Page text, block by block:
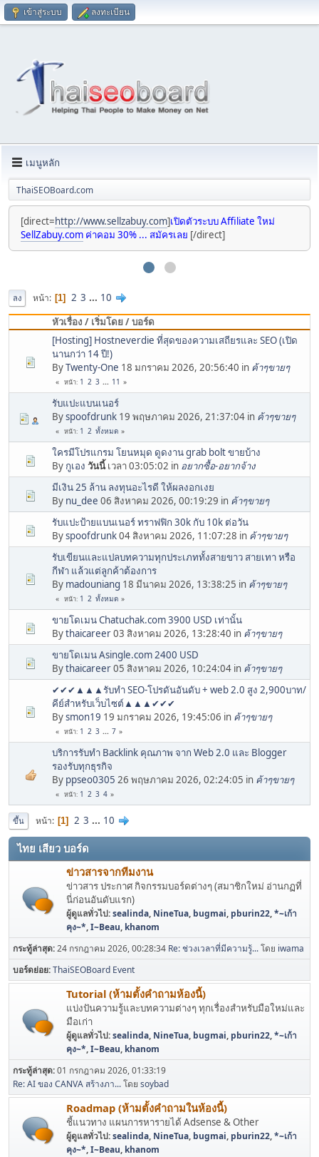
เข้าสู่ระบบ ลงทะเบียน
เมนูหลัก
ThaiSEOBoard.com
ลง หน้า 1 2 3 ... 10
หัวเรื่อง / เริ่มโดย / บอร์ด
[Hosting] Hostneverdie ที่สุดของความเสถียรและ SEO (เปิด
นานกว่า 14 ปี!)
ByTwenty-One 18 มกราคม 2026, 20:56:40 in ค้าๆขายๆ
หน้า 1 2 3 ... 11
รับแปะแบนเนอร์
Byspoofdrunk 19 พฤษภาคม 2026, 21:37:04 in ค้าๆขายๆ
หน้า 1 2 ทั้งหมด
ใครมีโปรแกรม โยนหมุด ดูดงาน grab bolt ขายบ้าง
By กูเอง วันนี้เวลา 03:05:02 in อยากซื้อ-อยากจ้าง
มีเงิน 25 ล้าน ลงทุนอะไรดี ให้ผลงอกเงย
By nu_dee 06 สิงหาคม 2026, 00:19:29 in ค้าๆขายๆ
รับแปะป้ายแบนเนอร์ ทราฟฟิก 30k กับ 10k ต่อวัน
Byspoofdrunk04 สิงหาคม 2026, 11:07:28 in ค้าๆขายๆ
รับเขียนและแปลบทความทุกประเภททั้งสายขาว สายเทา หรือ
กีฬา แล้วแต่ลูกค้าต้องการ
By madouniang 18 มีนาคม 2026, 13:38:25 in ค้าๆขายๆ
หน้า 1 2 ทั้งหมด
ขายโดเมน Chatuchak.com 3900 USD เท่านั้น
Bythaicareer03 สิงหาคม 2026, 13:28:40 in ค้าๆขายๆ
ขายโดเมน Asingle.com 2400 USD
Bythaicareer05 สิงหาคม 2026, 10:24:04 in ค้าๆขายๆ
✔✔✔▲▲▲รับทำ SEO-โปรดันอันดับ + web 2.0 สูง 2,900บาท/
คีย์สำหรับเว็บไซต์▲▲▲✔✔✔
Bysmon19 19 มกราคม 2026, 19:45:06 in ค้าๆขายๆ
หน้า 1 2 3 ... 7
บริการรับทำ Backlink คุณภาพ จาก Web 2.0 และ Blogger
รองรับทุกธุรกิจ
By ppseo0305 26 พฤษภาคม 2026, 02:24:05 in ค้าๆขายๆ
หน้า 1 2 3 4
ขึ้น หน้า 1 2 3 ... 10
[direct=http://www.sellzabuy.com]เปิดตัวระบบ Affiliate ใหม่
SellZabuy.com ค่าคอม 30% ... สมัครเลย [/direct]
ไทย เสียว บอร์ด
ข่าวสารจากทีมงาน
ข่าวสาร ประกาศ กิจกรรมบอร์ดต่างๆ (สมาชิกใหม่ อ่านกฏที่
นี่ก่อนอันดับแรก)
ผู้ดูแลทั่วไป:sealinda, NineTua, bugmai, pburin22,*~เก้า
คุง~*,I~Beau, khanom
กระทู้ล่าสุด:24 กรกฎาคม 2026, 00:28:34 Re: ช่วงเวลาที่มีความรู้...โดย iwama
บอร์ดย่อย ThaiSEOBoard Event
Tutorial (ห้ามตั้งคำถามห้องนี้)
แบ่งปันความรู้และบทความต่างๆ ทุกเรื่องสำหรับมือใหม่และ
มือเก่า
ผู้ดูแลทั่วไป:sealinda, NineTua, bugmai, pburin22,*~เก้า
คุง~*,I~Beau, khanom
กระทู้ล่าสุด:01 กรกฎาคม 2026, 01:33:19
Re: AI ของ CANVA สร้างภา...โดย soybad
Roadmap (ห้ามตั้งคำถามในห้องนี้)
ชี้แนวทาง แผนการหารายได้ Adsense & Other
ผู้ดูแลทั่วไป:sealinda, NineTua, bugmai, pburin22,*~เก้า
คุง~*,I~Beau, khanom